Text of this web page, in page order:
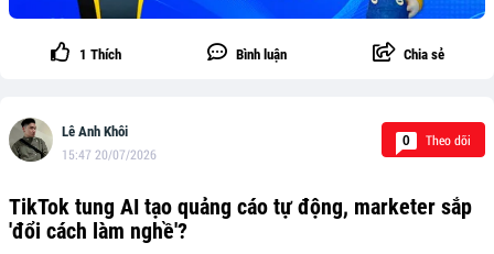
1 Thích Bình luận Chia sẻ
Lê Anh Khôi
15:47 20/07/2026
0 Theo dõi
TikTok tung AI tạo quảng cáo tự động, marketer sắp
'đổi cách làm nghề'?